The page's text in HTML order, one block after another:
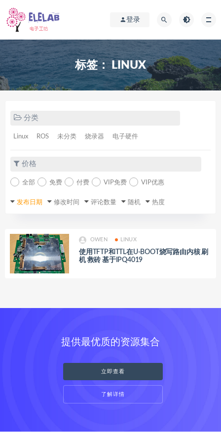
登录
标签：LINUX
分类
Linux ROS 未分类 烧录器 电子硬件
价格
全部 免费 付费 VIP免费 VIP优惠
发布日期 修改时间 评论数量 随机 热度
OWEN LINUX
使用TFTP和TTL在U-BOOT烧写路由内核 刷
机 救砖 基于IPQ4019
提供最优质的资源集合
立即查看
了解详情